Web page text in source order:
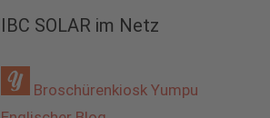
IBC SOLAR im Netz
Broschürenkiosk Yumpu